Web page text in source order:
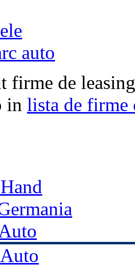
auto
firme de
in lista de firme